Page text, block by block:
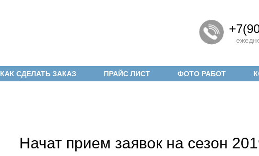
КАК СДЕЛАТЬ ЗАКАЗ ПРАЙС ЛИСТ ФОТО РАБОТ
Начат прием заявок на сезон